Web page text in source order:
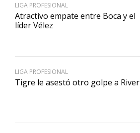
LIGA PROFESIONAL
Atractivo empate entre Boca y el
líder Vélez
LIGA PROFESIONAL
Tigre le asestó otro golpe a River